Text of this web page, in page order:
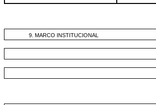
9. MARCO INSTITUCIONAL